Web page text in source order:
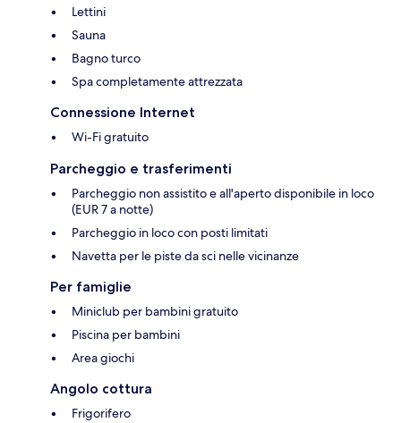
Lettini
Sauna
Bagno turco
Spa completamente attrezzata
Connessione Internet
Wi-Fi gratuito
Parcheggio e trasferimenti
Parcheggio non assistito e all'aperto disponibile in loco
(EUR 7 a notte)
Parcheggio in loco con posti limitati
Navetta per le piste da sci nelle vicinanze
Per famiglie
Miniclub per bambini gratuito
Piscina per bambini
Area giochi
Angolo cottura
Frigorifero